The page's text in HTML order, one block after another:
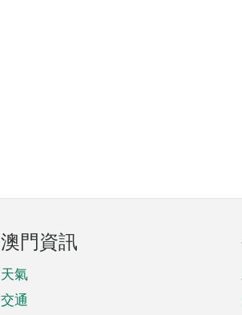
澳門資訊
天氣
交通